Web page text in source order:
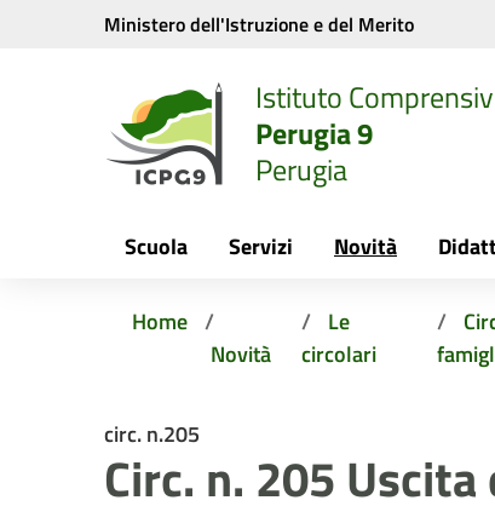
Vai ai contenuti
Vai al menu di navigazione
Ministero dell'Istruzione e del Merito
Istituto
Perugia 9
Perugia
Scuola Servizi Novità
Home
Novità
Le
circolari
circ. n.205
Circ. n. 205